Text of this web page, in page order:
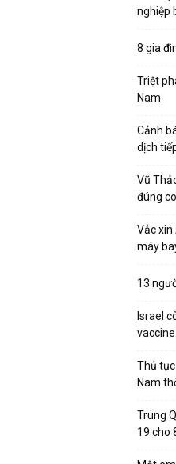
nghiệp
8 gia
Triệt
Nam
Cảnh
dịch
Vũ
đúng
Vắc xin
máy
13
Israel
Thủ tục
Nam
Trung
19 cho